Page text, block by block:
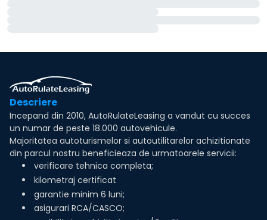
Descriere
Incepand din 2010, AutoRulateLeasing a vandut cu succes
un numar de peste 18.000 autovehicule.
Majoritatea autoturismelor si autoutilitarelor achizitionate
din parcul nostru beneficieaza de urmatoarele servicii:
verificare tehnica completa;
kilometraj certificat
garantie minim 6 luni;
asigurari RCA/CASCO;